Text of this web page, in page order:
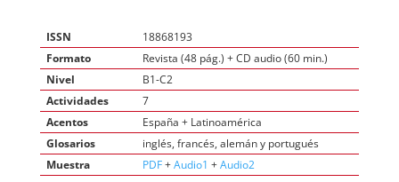
ISSN
18868193
Formato
Revista (48 pág.) + CD audio (60 min.)
Nivel
B1-C2
Actividades
7
Acentos
España + Latinoamérica
Glosarios
inglés, francés, alemán y portugués
Muestra
PDF+Audio1 +Audio2